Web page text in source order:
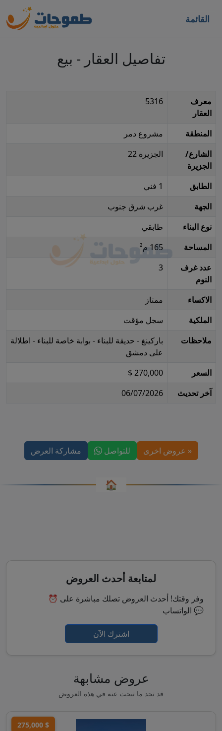
القائمة
تفاصيل العقار - بيع
معرف
العقار
5316
المنطقة
مشروع دمر
الشارع/
الجزيرة
الجزيرة 22
الطابق
1 فني
الجهة
غرب شرق جنوب
نوع البناء
طابقي
المساحة
165 م²
عدد غرف
النوم
3
الاكساء
ممتاز
الملكية
سجل مؤقت
ملاحظات
باركينغ - حديقة للبناء - بوابة خاصة للبناء - اطلالة
على دمشق
السعر
270,000 $
آخر تحديث
06/07/2026
« عروض اخرى للتواصل مشاركة العرض
🏠
لمتابعة أحدث العروض
⏰ وفر وقتك! أحدث العروض تصلك مباشرة على
الواتساب 💬
اشترك الآن
عروض مشابهة
قد تجد ما تبحث عنه في هذه العروض
275,000 $